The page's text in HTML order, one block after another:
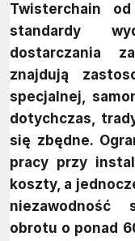
Twisterchain
standardy
dostarczania
znajdują
specjalnej,
dotychczas,
się zbędne.
pracy przy
koszty, a
niezawodność
obrotu o ponad